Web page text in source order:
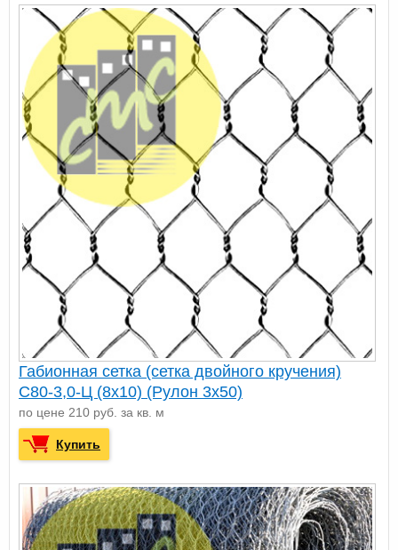
Габионная сетка (сетка двойного кручения)
С80-3,0-Ц (8х10) (Рулон 3x50)
по цене 210 руб. за кв. м
Купить